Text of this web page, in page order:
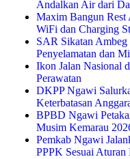
Andalkan Air dari
Maxim Bangun Rest
WiFi dan Charging
SAR Sikatan Ambeg
Penyelamatan dan
Ikon Jalan Nasional
Perawatan
DKPP Ngawi
Keterbatasan
BPBD Ngawi
Musim Kemarau
Pemkab Ngawi
PPPK Sesuai Aturan